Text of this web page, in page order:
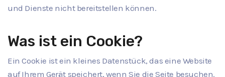
und Dienste nicht bereitstellen können.
Was ist ein Cookie?
Ein Cookie ist ein kleines Datenstück, das eine Website
auf Ihrem Gerät speichert, wenn Sie die Seite besuchen.